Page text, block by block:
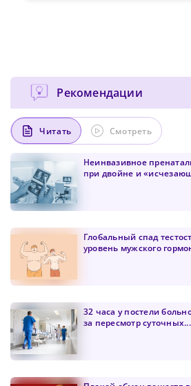
Сменить
Сменить пароль!
Рекомендации
Читать Смотреть
Неинвазивное
при двойне и
Глобальный спад
уровень мужского
32 часа у постели
за пересмотр суточных...
Сейчас скорость вашего